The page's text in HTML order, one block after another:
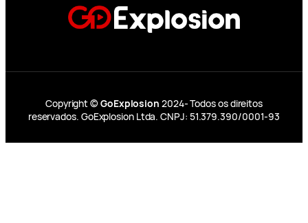
Copyright © GoExplosion 2024- Todos os direitos
reservados. GoExplosion Ltda. CNPJ: 51.379.390/0001-93